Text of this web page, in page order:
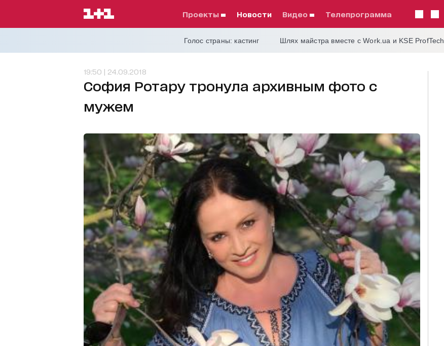
проекты Новости видео телепрограмма
Голос страны: кастинг Шлях майстра вместе с Work.ua и KSE ProfTech
19:50 | 24.09.2018
София Ротару тронула архивным фото с
мужем